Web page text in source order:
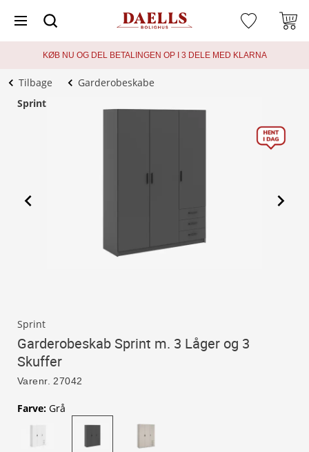
KØB NU OG DEL BETALINGEN OP I 3 DELE MED KLARNA
Tilbage
Garderobeskabe
Sprint
Sprint
Garderobeskab Sprint m. 3 Låger og 3
Skuffer
Varenr. 27042
Farve: Grå